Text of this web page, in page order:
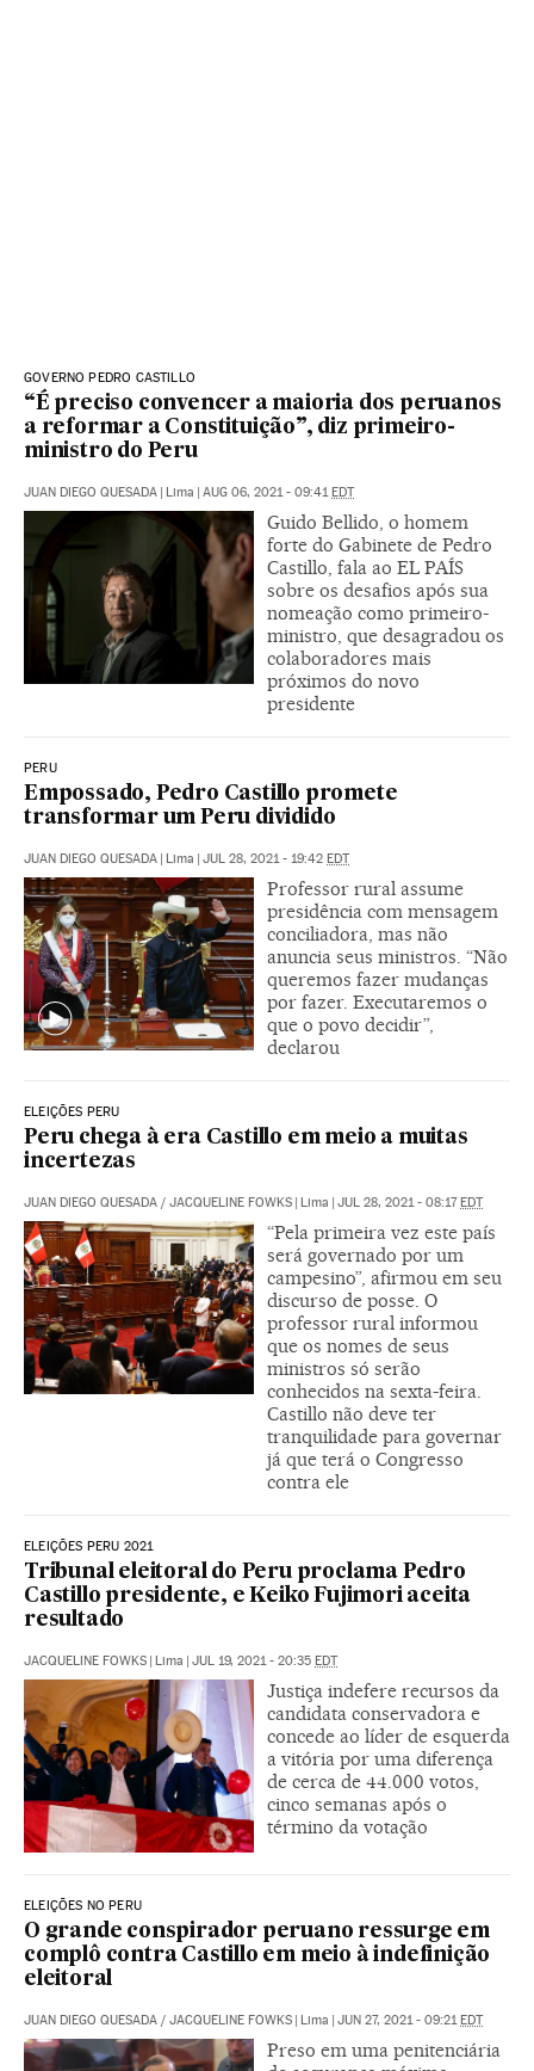
GOVERNO PEDRO CASTILLO
“É preciso convencer a maioria dos peruanos
a reformar a Constituição”, diz primeiro-
ministro do Peru
JUAN DIEGO QUESADA Lima AUG 06, 2021 - 09:41 EDT
Guido Bellido, o homem
forte do Gabinete de Pedro
Castillo, fala ao EL PAÍS
sobre os desafios após sua
nomeação como primeiro-
ministro, que desagradou os
colaboradores mais
próximos do novo
presidente
PERU
Empossado, Pedro Castillo promete
transformar um Peru dividido
JUAN DIEGO QUESADA Lima JUL 28, 2021 - 19:42 EDT
Professor rural assume
presidência com mensagem
conciliadora, mas não
anuncia seus ministros. “Não
queremos fazer mudanças
por fazer. Executaremos o
que o povo decidir”,
declarou
ELEIÇÕES PERU
Peru chega à era Castillo em meio a muitas
incertezas
JUAN DIEGO QUESADA / JACQUELINE FOWKS Lima JUL 28, 2021 - 08:17 EDT
“Pela primeira vez este país
será governado por um
campesino”, afirmou em seu
discurso de posse. O
professor rural informou
que os nomes de seus
ministros só serão
conhecidos na sexta-feira.
Castillo não deve ter
tranquilidade para governar
já que terá o Congresso
contra ele
ELEIÇÕES PERU 2021
Tribunal eleitoral do Peru proclama Pedro
Castillo presidente, e Keiko Fujimori aceita
resultado
JACQUELINE FOWKS Lima JUL 19, 2021 - 20:35 EDT
Justiça indefere recursos da
candidata conservadora e
concede ao líder de esquerda
a vitória por uma diferença
de cerca de 44.000 votos,
cinco semanas após o
término da votação
ELEIÇÕES NO PERU
O grande conspirador peruano ressurge em
complô contra Castillo em meio à indefinição
eleitoral
JUAN DIEGO QUESADA / JACQUELINE FOWKS Lima JUN 27, 2021 - 09:21 EDT
Preso em uma penitenciária